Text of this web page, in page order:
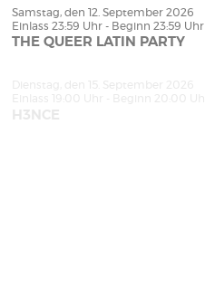
Samstag, den 12. September 2026
Einlass 23:59 Uhr - Beginn 23:59 Uhr
THE QUEER LATIN PARTY